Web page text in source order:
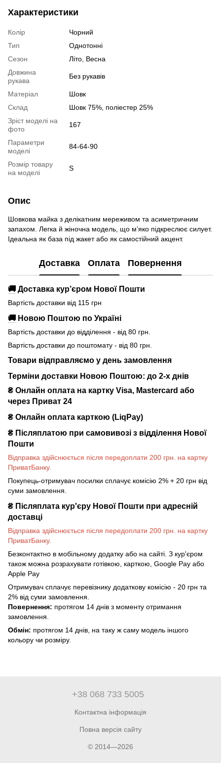
Характеристики
Колір
Чорний
Тип
Однотонні
Сезон
Літо, Весна
Довжина
рукава
Без рукавів
Матеріал
Шовк
Склад
Шовк 75%, поліестер 25%
Зріст моделі на
фото
167
Параметри
моделі
84-64-90
Розмір товару
на моделі
S
Опис
Шовкова майка з делікатним мереживом та асиметричним
запахом. Легка й жіночна модель, що м’яко підкреслює силует.
Ідеальна як база під жакет або як самостійний акцент.
Доставка Оплата Повернення
🚚 Доставка кур’єром Нової Пошти
Вартість доставки від 115 грн
🚚 Новою Поштою по Україні
Вартість доставки до відділення - від 80 грн.
Вартість доставки до поштомату - від 80 грн.
Товари відправляємо у день замовлення
Терміни доставки Новою Поштою: до 2-х днів
₴ Онлайн оплата на картку Visa, Mastercard або
через Приват 24
₴ Онлайн оплата карткою (LiqPay)
₴ Післяплатою при самовивозі з відділення Нової
Пошти
Відправка здійснюється після передоплати 200 грн. на картку
ПриватБанку.
Покупець-отримувач посилки сплачує комісію 2% + 20 грн від
суми замовлення.
₴ Післяплата кур'єру Нової Пошти при адресній
доставці
Відправка здійснюється після передоплати 200 грн. на картку
ПриватБанку.
Безконтактно в мобільному додатку або на сайті. З кур'єром
також можна розрахувати готівкою, карткою, Google Pay або
Apple Pay
Отримувач сплачує перевізнику додаткову комісію - 20 грн та
2% від суми замовлення.
Повернення: протягом 14 днів з моменту отримання
замовлення.
Обмін: протягом 14 днів, на таку ж саму модель іншого
кольору чи розміру.
+38 068 733 5005
Контактна інформація
Повна версія сайту
© 2014—2026